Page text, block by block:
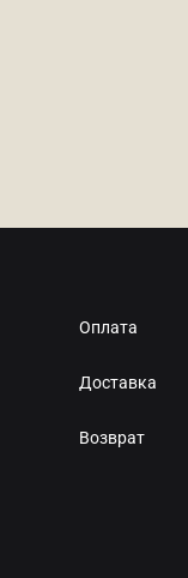
Оплата
Доставка
Возврат